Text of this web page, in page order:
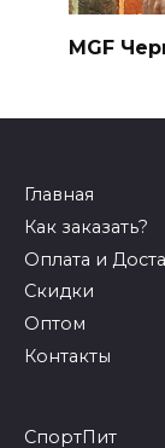
MGF
Главная
Как заказать?
Оплата и
Скидки
Оптом
Контакты
СпортПит